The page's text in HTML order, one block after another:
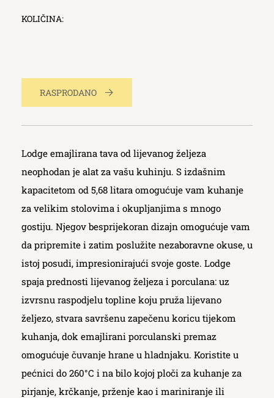
KOLIČINA:
RASPRODANO
Lodge emajlirana tava od lijevanog željeza
neophodan je alat za vašu kuhinju. S izdašnim
kapacitetom od 5,68 litara omogućuje vam kuhanje
za velikim stolovima i okupljanjima s mnogo
gostiju. Njegov besprijekoran dizajn omogućuje vam
da pripremite i zatim poslužite nezaboravne okuse, u
istoj posudi, impresionirajući svoje goste. Lodge
spaja prednosti lijevanog željeza i porculana: uz
izvrsnu raspodjelu topline koju pruža lijevano
željezo, stvara savršenu zapečenu koricu tijekom
kuhanja, dok emajlirani porculanski premaz
omogućuje čuvanje hrane u hladnjaku. Koristite u
pećnici do 260°C i na bilo kojoj ploči za kuhanje za
pirjanje, krčkanje, prženje kao i mariniranje ili